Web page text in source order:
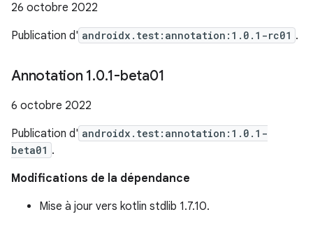
26 octobre 2022
Publication d' androidx.test:annotation:1.0.1-rc01 .
Annotation 1.0.1-beta01
6 octobre 2022
Publication d' androidx.test:annotation:1.0.1-
beta01 .
Modifications de la dépendance
Mise à jour vers kotlin stdlib 1.7.10.